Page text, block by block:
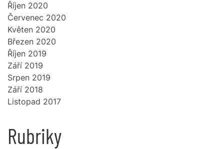
Říjen 2020
Červenec 2020
Květen 2020
Březen 2020
Říjen 2019
Září 2019
Srpen 2019
Září 2018
Listopad 2017
Rubriky